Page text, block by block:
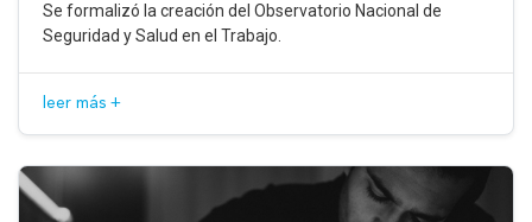
Se formalizó la creación del Observatorio Nacional de
Seguridad y Salud en el Trabajo.
leer más +